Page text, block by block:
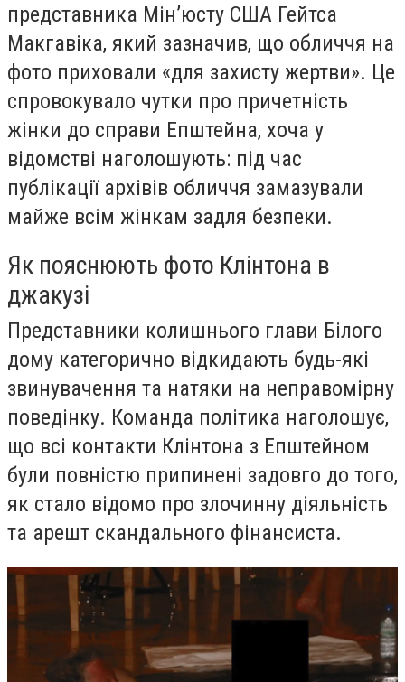
представника Мін’юсту США Гейтса
Макгавіка, який зазначив, що обличчя на
фото приховали «для захисту жертви». Це
спровокувало чутки про причетність
жінки до справи Епштейна, хоча у
відомстві наголошують: під час
публікації архівів обличчя замазували
майже всім жінкам задля безпеки.
Як пояснюють фото Клінтона в
джакузі
Представники колишнього глави Білого
дому категорично відкидають будь-які
звинувачення та натяки на неправомірну
поведінку. Команда політика наголошує,
що всі контакти Клінтона з Епштейном
були повністю припинені задовго до того,
як стало відомо про злочинну діяльність
та арешт скандального фінансиста.